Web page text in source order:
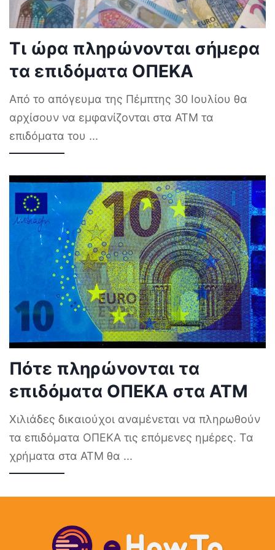
Τι ώρα πληρώνονται σήμερα
τα επιδόματα ΟΠΕΚΑ
Από το απόγευμα της Πέμπτης 30 Ιουλίου θα
αρχίσουν να εμφανίζονται στα ΑΤΜ τα
επιδόματα του ...
Πότε πληρώνονται τα
επιδόματα ΟΠΕΚΑ στα ΑΤΜ
Χιλιάδες δικαιούχοι αναμένεται να πληρωθούν
τα επιδόματα ΟΠΕΚΑ τις επόμενες ημέρες. Τα
χρήματα στα ΑΤΜ θα ...